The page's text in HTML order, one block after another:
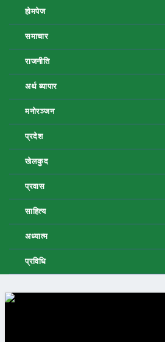
होमपेज
समाचार
राजनीति
अर्थ ब्यापार
मनोरञ्जन
प्रदेश
खेलकुद
प्रवास
साहित्य
अध्यात्म
प्रविधि